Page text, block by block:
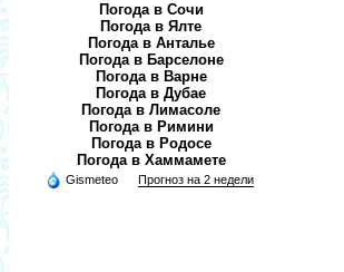
Погода в Сочи
Погода в Ялте
Погода в Анталье
Погода в Барселоне
Погода в Варне
Погода в Дубае
Погода в Лимасоле
Погода в Римини
Погода в Родосе
Погода в Хаммамете
Gismeteo Прогноз на 2 недели